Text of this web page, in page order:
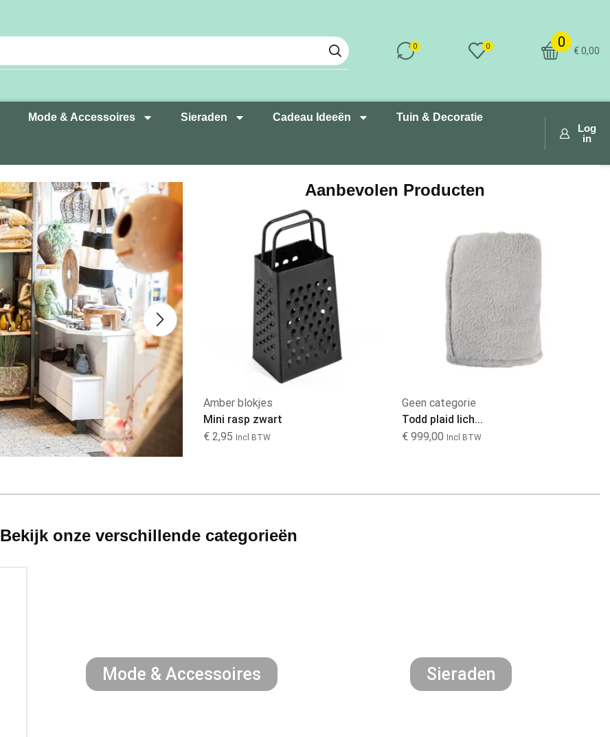
0 0 0
€0,00
Log
in
Mode & Accessoires Sieraden Cadeau Ideeën Tuin & Decoratie
Aanbevolen Producten
Wandbord
Wandbord Merced...
€12,99 Incl BTW
Amber blokjes
Mini rasp zwart
€ 2,95 Incl BTW
Geen categorie
Todd plaid lich...
€999,00 Incl BTW
Bekijk onze verschillende categorieën
Mode & Accessoires Sieraden